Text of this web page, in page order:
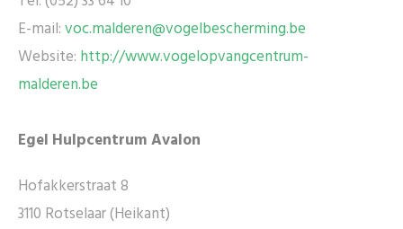
E-mail:voc.malderen@vogelbescherming.be
Website: http://www.vogelopvangcentrum-
malderen.be
Egel Hulpcentrum Avalon
Hofakkerstraat 8
3110 Rotselaar (Heikant)